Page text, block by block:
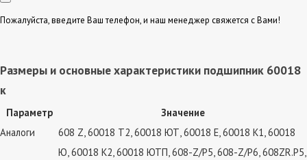
Пожалуйста, введите Ваш телефон, и наш менеджер свяжется с Вами!
Размеры и основные характеристики подшипник 60018
к
Параметр
Значение
Аналоги
608 Z, 60018 Т2, 60018 ЮТ, 60018 Е, 60018 К1, 60018
Ю, 60018 К2, 60018 ЮТП, 608-Z/P5, 608-Z/P6, 608ZR.P5,